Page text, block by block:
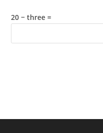
20 − three =